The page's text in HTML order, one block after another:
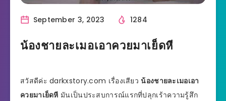
September 3, 2023 1284
น้องชายละเมอเอาควยมาเย็ดหี
สวัสดีค่ะ darkxstory.com เรื่องเสียวน้องชายละเมอเอา
ควยมาเย็ดหี มันเป็นประสบการณ์แรกที่ปลุกเร้าความรู้สึก